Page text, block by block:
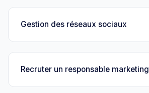
Gestion des réseaux sociaux
Recruter un responsable marketing